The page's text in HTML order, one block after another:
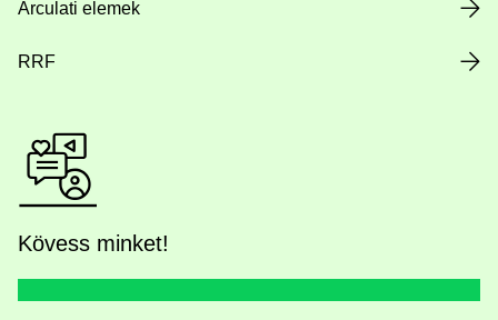
Arculati elemek
RRF
Kövess minket!